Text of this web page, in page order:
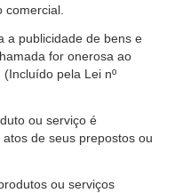
comercial.
a publicidade de bens e
for onerosa ao
pela Lei nº
ou serviço é
de seus prepostos ou
ou serviços